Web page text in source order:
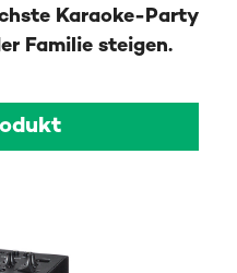
Karaoke-Party
Familie steigen.